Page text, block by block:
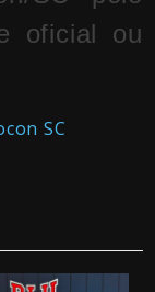
oficial ou
SC